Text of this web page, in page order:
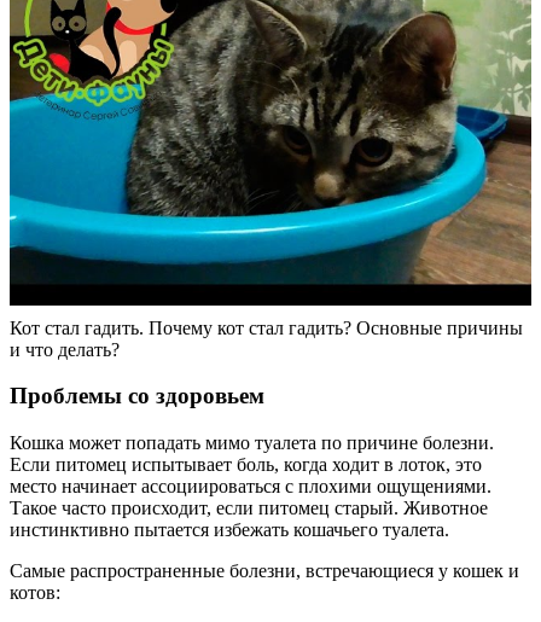
Кот стал гадить. Почему кот стал гадить? Основные причины
и что делать?
Проблемы со здоровьем
Кошка может попадать мимо туалета по причине болезни.
Если питомец испытывает боль, когда ходит в лоток, это
место начинает ассоциироваться с плохими ощущениями.
Такое часто происходит, если питомец старый. Животное
инстинктивно пытается избежать кошачьего туалета.
Самые распространенные болезни, встречающиеся у кошек и
котов: